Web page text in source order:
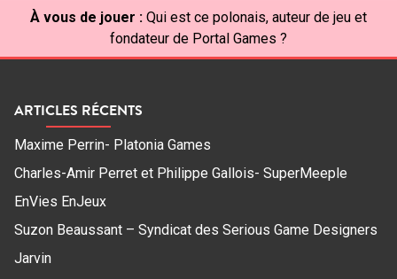
À vous de jouer : Qui est ce polonais, auteur de jeu et
fondateur de Portal Games ?
ARTICLES RÉCENTS
Maxime Perrin- Platonia Games
Charles-Amir Perret et Philippe Gallois- SuperMeeple
EnVies EnJeux
Suzon Beaussant – Syndicat des Serious Game Designers
Jarvin